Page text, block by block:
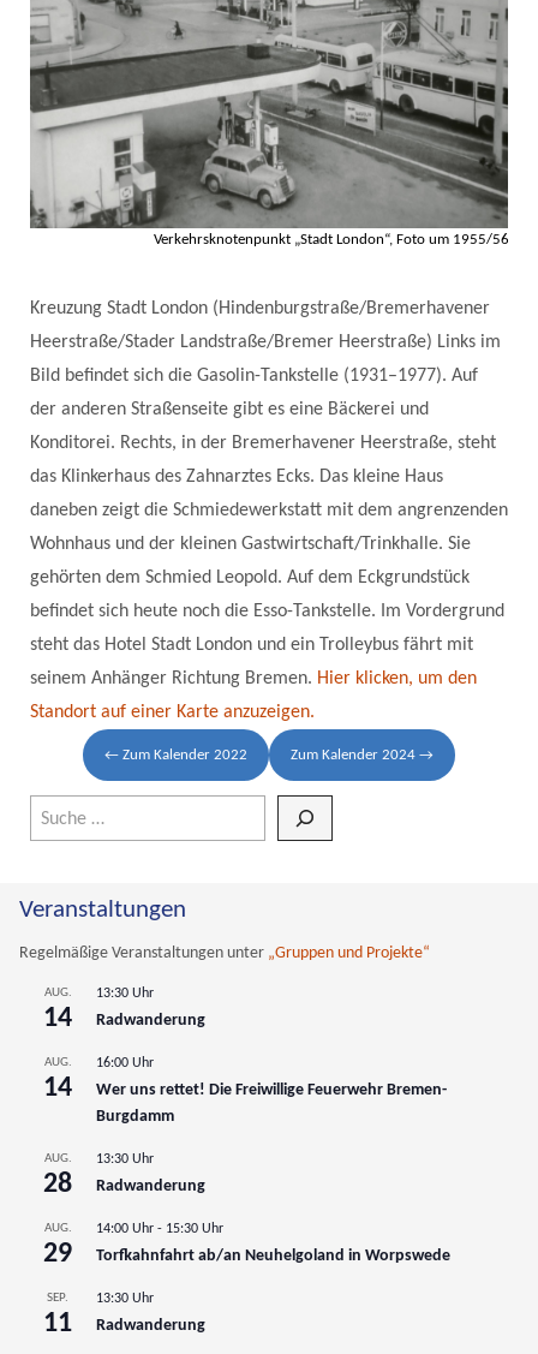
Verkehrsknotenpunkt „Stadt London“, Foto um 1955/56
Kreuzung Stadt London (Hindenburgstraße/Bremerhavener
Heerstraße/Stader Landstraße/Bremer Heerstraße) Links im
Bild befindet sich die Gasolin-Tankstelle (1931–1977). Auf
der anderen Straßenseite gibt es eine Bäckerei und
Konditorei. Rechts, in der Bremerhavener Heerstraße, steht
das Klinkerhaus des Zahnarztes Ecks. Das kleine Haus
daneben zeigt die Schmiedewerkstatt mit dem angrenzenden
Wohnhaus und der kleinen Gastwirtschaft/Trinkhalle. Sie
gehörten dem Schmied Leopold. Auf dem Eckgrundstück
befindet sich heute noch die Esso-Tankstelle. Im Vordergrund
steht das Hotel Stadt London und ein Trolleybus fährt mit
seinem Anhänger Richtung Bremen. Hier klicken, um den
Standort auf einer Karte anzuzeigen.
← Zum Kalender 2022 Zum Kalender 2024 →
Veranstaltungen
Regelmäßige Veranstaltungen unter „Gruppen und Projekte“
AUG.
14
13:30 Uhr
Radwanderung
AUG.
14
16:00 Uhr
Wer uns rettet! Die Freiwillige Feuerwehr Bremen-
Burgdamm
AUG.
28
13:30 Uhr
Radwanderung
AUG.
29
14:00 Uhr - 15:30 Uhr
Torfkahnfahrt ab/an Neuhelgoland in Worpswede
SEP.
11
13:30 Uhr
Radwanderung